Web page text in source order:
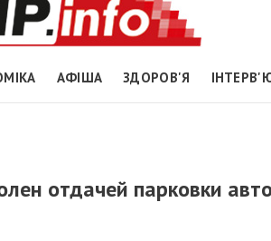
АФІША ЗДОРОВ'Я
отдачей парковки